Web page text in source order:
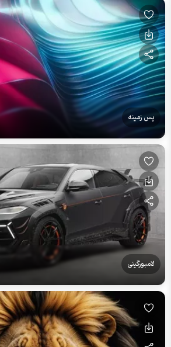
پس زمینه
لامبورگینی